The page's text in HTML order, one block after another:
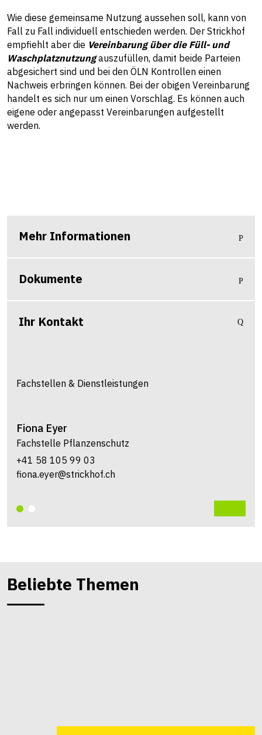
Wie diese gemeinsame Nutzung aussehen soll, kann von
Fall zu Fall individuell entschieden werden. Der Strickhof
empfiehlt aber die Vereinbarung über die Füll- und
Waschplatznutzungauszufüllen, damit beide Parteien
abgesichert sind und bei den ÖLN Kontrollen einen
Nachweis erbringen können. Bei der obigen Vereinbarung
handelt es sich nur um einen Vorschlag. Es können auch
eigene oder angepasst Vereinbarungen aufgestellt
werden.
Mehr Informationen
Dokumente
Ihr Kontakt
Fachstellen & Dienstleistungen
Fiona Eyer
Fachstelle Pflanzenschutz
+41 58 105 99 03
fiona.eyer@strickhof.ch
Beliebte Themen